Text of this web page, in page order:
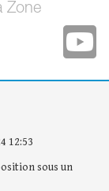
Zone
12:53
sous un